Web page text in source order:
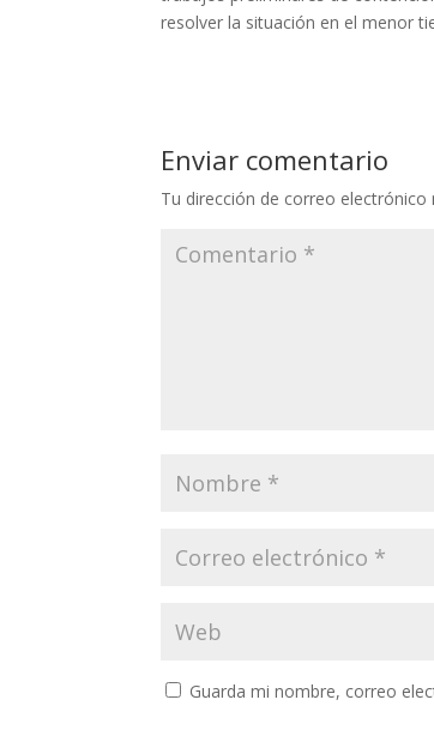
resolver la situación en el menor
Enviar comentario
Tu dirección de correo electrónico
Guarda mi nombre, correo